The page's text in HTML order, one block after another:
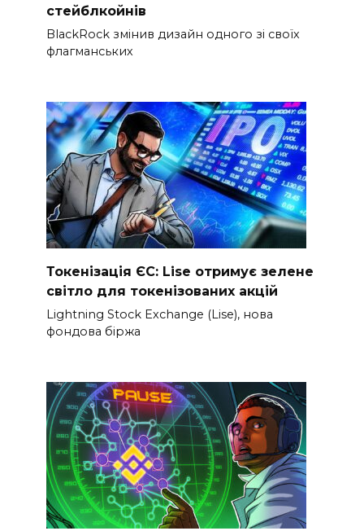
стейблкойнів
BlackRock змінив дизайн одного зі своїх
флагманських
Токенізація ЄС: Lise отримує зелене
світло для токенізованих акцій
Lightning Stock Exchange (Lise), нова
фондова біржа